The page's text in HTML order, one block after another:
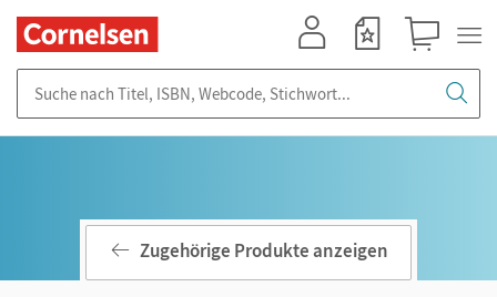
Zugehörige Produkte anzeigen